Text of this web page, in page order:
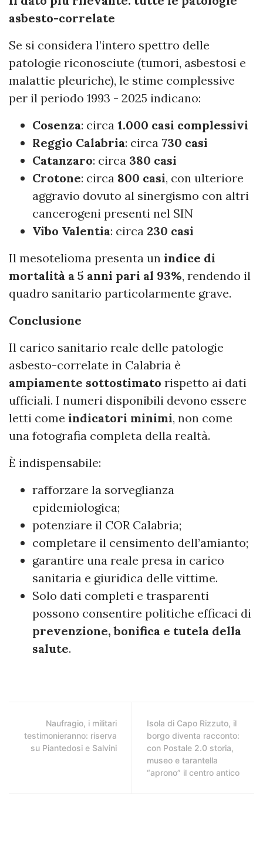
asbesto-correlate
Se si considera l’intero spettro delle
patologie riconosciute (tumori, asbestosi e
malattie pleuriche), le stime complessive
per il periodo 1993 - 2025 indicano:
Cosenza: circa 1.000 casi complessivi
Reggio Calabria: circa 730 casi
Catanzaro: circa 380 casi
Crotone: circa 800 casi, con ulteriore
aggravio dovuto al sinergismo con altri
cancerogeni presenti nel SIN
Vibo Valentia: circa 230 casi
Il mesotelioma presenta un indice di
mortalità a 5 anni pari al 93%, rendendo il
quadro sanitario particolarmente grave.
Conclusione
Il carico sanitario reale delle patologie
asbesto-correlate in Calabria è
ampiamente sottostimato rispetto ai dati
ufficiali. I numeri disponibili devono essere
letti come indicatori minimi, non come
una fotografia completa della realtà.
È indispensabile:
rafforzare la sorveglianza
epidemiologica;
potenziare il COR Calabria;
completare il censimento dell’amianto;
garantire una reale presa in carico
sanitaria e giuridica delle vittime.
Solo dati completi e trasparenti
possono consentire politiche efficaci di
prevenzione, bonifica e tutela della
salute.
Naufragio, i militari
testimonieranno: riserva
su Piantedosi e Salvini
Isola di Capo Rizzuto, il
borgo diventa racconto:
con Postale 2.0 storia,
museo e tarantella
“aprono” il centro antico